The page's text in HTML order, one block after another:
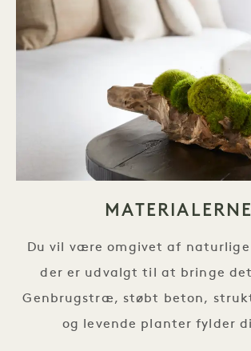
MATERIALERNE
Du vil være omgivet af
der er udvalgt til at bringe
Genbrugstræ, støbt beton,
og levende planter fylder